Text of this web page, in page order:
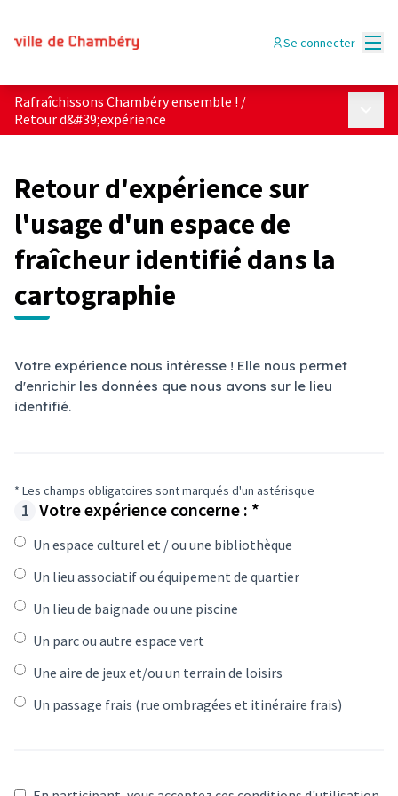
Se connecter
Rafraîchissons Chambéry ensemble ! /
Retour d&#39;expérience
Retour d'expérience sur
l'usage d'un espace de
fraîcheur identifié dans la
cartographie
Votre expérience nous intéresse ! Elle nous permet
d'enrichir les données que nous avons sur le lieu
identifié.
* Les champs obligatoires sont marqués d'un astérisque
Si
êtes
ignorez
ce
champ
Votre expérience concerne : *
Un espace culturel et / ou une bibliothèque
Un lieu associatif ou équipement de quartier
Un lieu de baignade ou une piscine
Un parc ou autre espace vert
Une aire de jeux et/ou un terrain de loisirs
Un passage frais (rue ombragées et itinéraire frais)